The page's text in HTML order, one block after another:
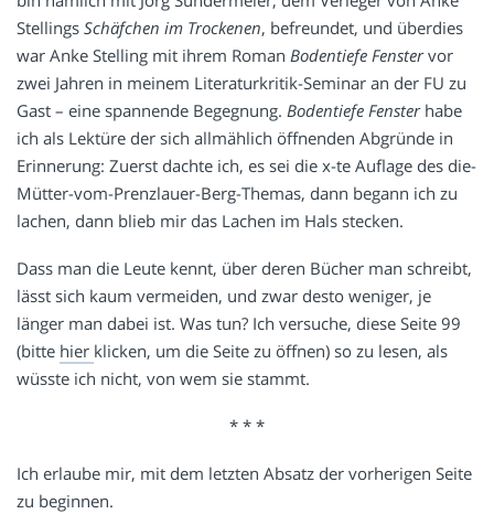
Stellings Schäfchen im Trockenen, befreundet, und überdies
war Anke Stelling mit ihrem Roman Bodentiefe Fenstervor
zwei Jahren in meinem Literaturkritik-Seminar an der FU zu
Gast – eine spannende Begegnung. Bodentiefe Fensterhabe
ich als Lektüre der sich allmählich öffnenden Abgründe in
Erinnerung: Zuerst dachte ich, es sei die x-te Auflage des die-
Mütter-vom-Prenzlauer-Berg-Themas, dann begann ich zu
lachen, dann blieb mir das Lachen im Hals stecken.
Dass man die Leute kennt, über deren Bücher man schreibt,
lässt sich kaum vermeiden, und zwar desto weniger, je
länger man dabei ist. Was tun? Ich versuche, diese Seite 99
(bitte hier klicken, um die Seite zu öffnen) so zu lesen, als
wüsste ich nicht, von wem sie stammt.
* * *
Ich erlaube mir, mit dem letzten Absatz der vorherigen Seite
zu beginnen.